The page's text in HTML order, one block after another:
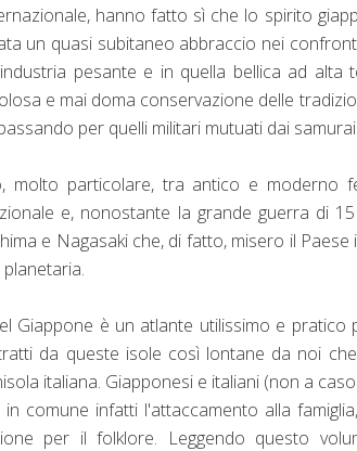
hanno fatto sì che lo spirito
un quasi subitaneo abbraccio nei
pesante e in quella bellica ad
e mai doma conservazione delle
per quelli militari mutuati dai samurai.
molto particolare, tra antico e moderno
e, nonostante la grande guerra di
e Nagasaki che, di fatto, misero il
Giappone è un atlante utilissimo e
da queste isole così lontane da noi
italiana. Giapponesi e italiani (non a
in comune infatti l'attaccamento alla
per il folklore. Leggendo questo